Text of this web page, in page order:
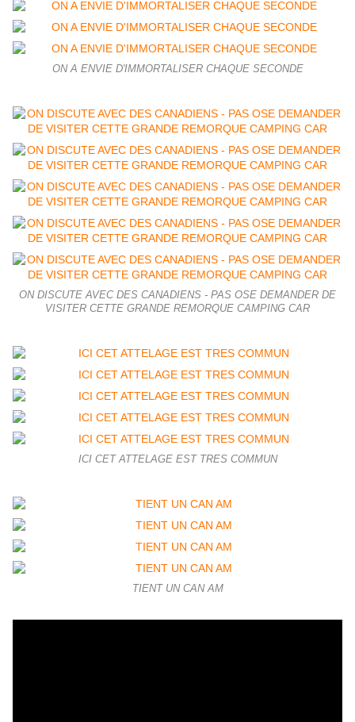
ON A ENVIE D'IMMORTALISER CHAQUE SECONDE
ON DISCUTE AVEC DES CANADIENS - PAS OSE DEMANDER DE
VISITER CETTE GRANDE REMORQUE CAMPING CAR
ICI CET ATTELAGE EST TRES COMMUN
TIENT UN CAN AM